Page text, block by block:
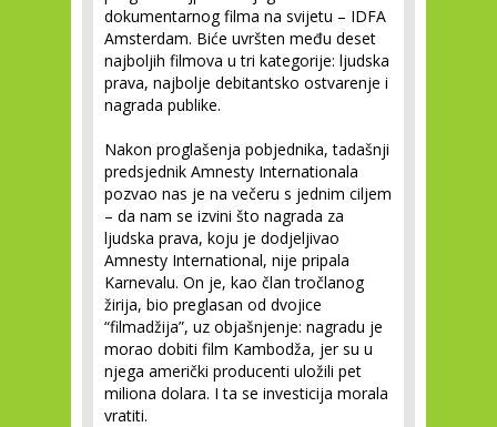
dokumentarnog filma na svijetu – IDFA
Amsterdam. Biće uvršten među deset
najboljih filmova u tri kategorije: ljudska
prava, najbolje debitantsko ostvarenje i
nagrada publike.
Nakon proglašenja pobjednika, tadašnji
predsjednik Amnesty Internationala
pozvao nas je na večeru s jednim ciljem
– da nam se izvini što nagrada za
ljudska prava, koju je dodjeljivao
Amnesty International, nije pripala
Karnevalu. On je, kao član tročlanog
žirija, bio preglasan od dvojice
“filmadžija”, uz objašnjenje: nagradu je
morao dobiti film Kambodža, jer su u
njega američki producenti uložili pet
miliona dolara. I ta se investicija morala
vratiti.